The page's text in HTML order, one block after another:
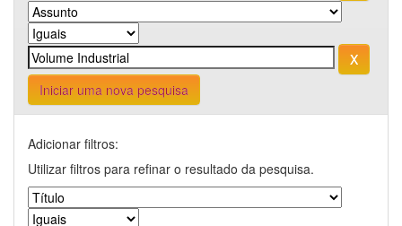
Iniciar uma nova pesquisa
Adicionar filtros:
Utilizar filtros para refinar o resultado da pesquisa.